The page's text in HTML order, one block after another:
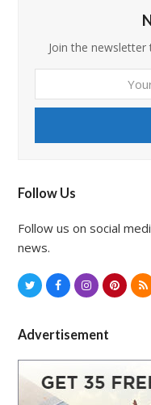
Join the
email
Follow Us
Follow us on social
news.
T
i
t
t
c
e
b
s
t
a
P
t
e
Advertisement